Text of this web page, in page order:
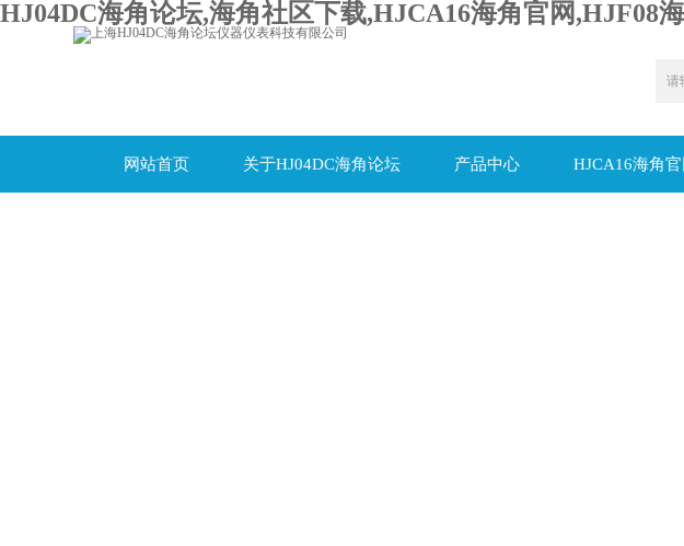
HJ04DC海角论坛,海角社区下载,HJCA16海角官网,HJF08
网站首页 关于HJ04DC海角论坛 产品中心 HJCA16海角